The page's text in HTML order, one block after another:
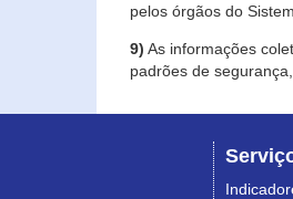
pelos órgãos do
9) As informações
padrões de